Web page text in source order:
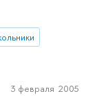
3 февраля 2005